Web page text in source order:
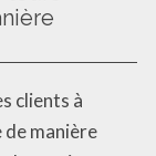
clients à
manière